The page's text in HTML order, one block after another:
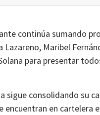
continúa sumando
Maribel
para presentar
sigue consolidando su
encuentran en cartelera